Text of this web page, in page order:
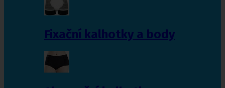
Fixační kalhotky a body